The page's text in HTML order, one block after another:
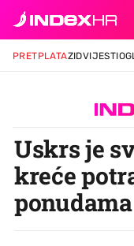
PRETPLATAZIDVIJESTI
Uskrs je
kreće
ponudama